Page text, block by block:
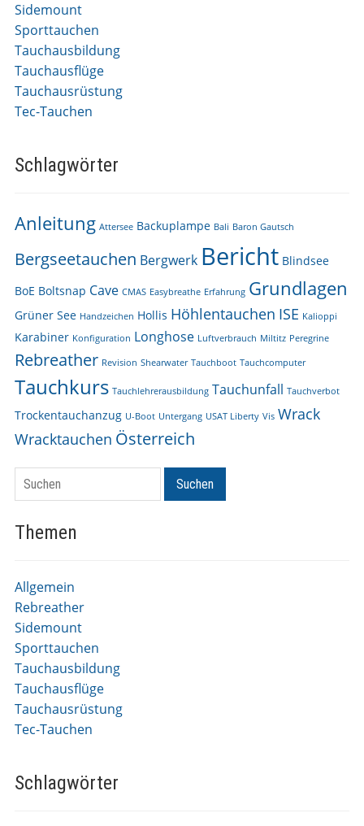
Sidemount
Sporttauchen
Tauchausbildung
Tauchausflüge
Tauchausrüstung
Tec-Tauchen
Schlagwörter
Anleitung Attersee Backuplampe Bali Baron Gautsch
Bergseetauchen Bergwerk Bericht Blindsee
BoE Boltsnap Cave CMAS Easybreathe Erfahrung Grundlagen
Grüner See Handzeichen Hollis Höhlentauchen ISE Kalioppi
Karabiner Konfiguration Longhose Luftverbrauch Miltitz Peregrine
Rebreather Revision Shearwater Tauchboot Tauchcomputer
Tauchkurs Tauchlehrerausbildung Tauchunfall Tauchverbot
Trockentauchanzug U-Boot Untergang USAT Liberty Vis Wrack
Wracktauchen Österreich
Suchen Suchen
Themen
Allgemein
Rebreather
Sidemount
Sporttauchen
Tauchausbildung
Tauchausflüge
Tauchausrüstung
Tec-Tauchen
Schlagwörter